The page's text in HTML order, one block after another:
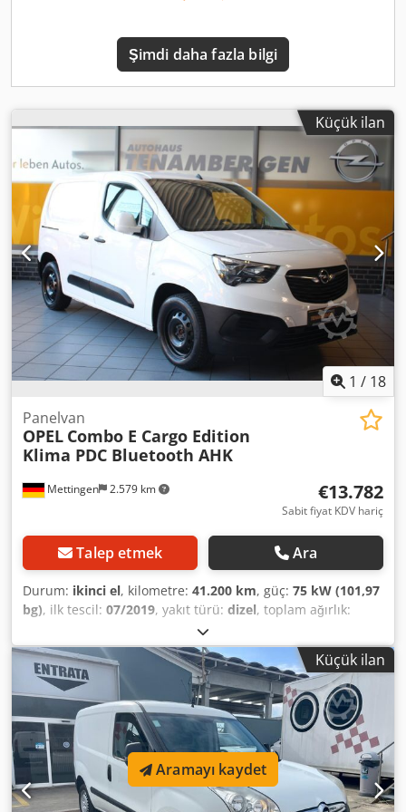
kapılar, gövde/üst yapı: Kutu tipi, Motor 1,5 Lt - 56 kW CDTI
DPF, jant göbek kapakları, dingil mesafesi 2785 mm, Euro
ara satış ve hatalar kesinlikle saklı tutulmuştur. İlanlarda,
internette, fiyat etiketlerinde, broşürlerde veya
fotoğraflarda verilen tüm bilgiler bağlayıcı olmayan
açıklamalardır ve garanti edilen özellikler olarak kabul
edilmez. Satıcı, basım, yazım, veri aktarım veya giriş
hatalarından sorumlu tutulamaz.
Şimdi daha fazla bilgi
Küçük ilan
1 / 18
Mettingen 2.579 km
Panelvan
OPEL Combo E Cargo Edition
Klima PDC Bluetooth AHK
€13.782
Sabit fiyat KDV hariç
Talep etmek Ara
Durum: ikinci el, kilometre: 41.200 km, güç: 75 kW (101,97
bg), ilk tescil: 07/2019, yakıt türü: dizel, toplam ağırlık:
, vites türü:
Euro 6, koltuk sayısı:2, Üretim yılı:2019, Donanım:ABS,
elektronik denge programı (ESP), is filtrasyon filtresi,
klima, merkezi kilitleme
, Special equipment:
Dwjdpfeynqnasx Ancsa Towbar newly retrofitted
Driver/passenger airbag, luggage compartment lighting
(LED), boot/loading area flooring (plastic), Comfort package,
230V power socket, Cool & Sound package, multimedia
audio system, Bluetooth, cruise control Further equipment:
Driver's airbag, audio controls on steering wheel,
Küçük ilan
Aramayı kaydet